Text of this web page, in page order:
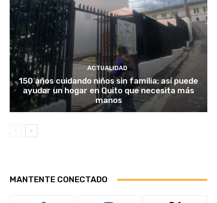
ACTUALIDAD
150 años cuidando niños sin familia: así puede
ayudar un hogar en Quito que necesita más
manos
MANTENTE CONECTADO